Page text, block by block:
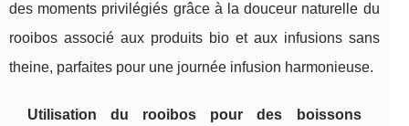
des moments privilégiés grâce à la douceur naturelle du
rooibos associé aux produits bio et aux infusions sans
theine, parfaites pour une journée infusion harmonieuse.
Utilisation du rooibos pour des boissons